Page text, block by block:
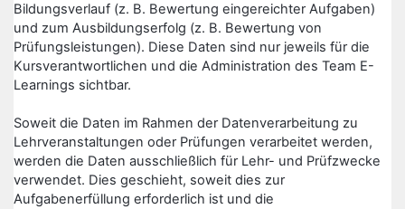
Bildungsverlauf (z. B. Bewertung eingereichter Aufgaben)
und zum Ausbildungserfolg (z. B. Bewertung von
Prüfungsleistungen). Diese Daten sind nur jeweils für die
Kursverantwortlichen und die Administration des Team E-
Learnings sichtbar.
Soweit die Daten im Rahmen der Datenverarbeitung zu
Lehrveranstaltungen oder Prüfungen verarbeitet werden,
werden die Daten ausschließlich für Lehr- und Prüfzwecke
verwendet. Dies geschieht, soweit dies zur
Aufgabenerfüllung erforderlich ist und die